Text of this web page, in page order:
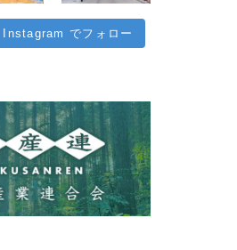
Instagram でフォロー